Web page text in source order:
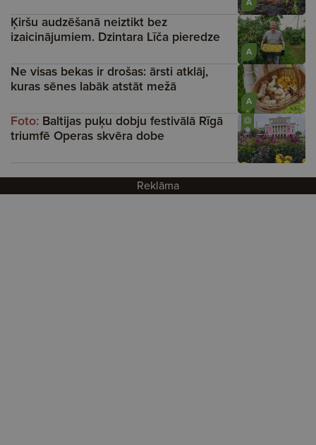
A
Ķiršu audzēšanā neiztikt bez
izaicinājumiem. Dzintara Līča pieredze
A
Ne visas bekas ir drošas: ārsti atklāj,
kuras sēnes labāk atstāt mežā
Foto: Baltijas puķu dobju festivālā Rīgā
triumfē Operas skvēra dobe
Reklāma